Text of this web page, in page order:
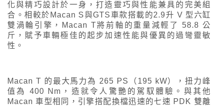
化與精巧設計於一身，打造靈巧與性能兼具的完美組
合。相較於Macan S與GTS車款搭載的2.9升 V 型六缸
雙渦輪引擎，Macan T將前軸的重量減輕了 58.8 公
斤，賦予車輛極佳的起步加速性能與優異的過彎靈敏
性。
Macan T 的最大馬力為 265 PS（195 kW），扭力峰
值為 400 Nm，造就令人驚艷的駕馭體驗。與其他
Macan 車型相同，引擎搭配換檔迅速的七速 PDK 雙離